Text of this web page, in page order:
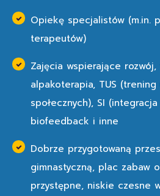
Opiekę specjalistów (m.in.
terapeutów)
Zajęcia wspierające
alpakoterapia, TUS
społecznych), SI
biofeedback i inne
Dobrze przygotowaną
gimnastyczną, plac zabaw
przystępne, niskie czesne